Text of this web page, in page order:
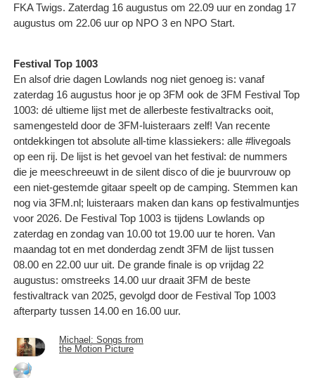
FKA Twigs. Zaterdag 16 augustus om 22.09 uur en zondag 17
augustus om 22.06 uur op NPO 3 en NPO Start.
Festival Top 1003
En alsof drie dagen Lowlands nog niet genoeg is: vanaf
zaterdag 16 augustus hoor je op 3FM ook de 3FM Festival Top
1003: dé ultieme lijst met de allerbeste festivaltracks ooit,
samengesteld door de 3FM-luisteraars zelf! Van recente
ontdekkingen tot absolute all-time klassiekers: alle #livegoals
op een rij. De lijst is het gevoel van het festival: de nummers
die je meeschreeuwt in de silent disco of die je buurvrouw op
een niet-gestemde gitaar speelt op de camping. Stemmen kan
nog via 3FM.nl; luisteraars maken dan kans op festivalmuntjes
voor 2026. De Festival Top 1003 is tijdens Lowlands op
zaterdag en zondag van 10.00 tot 19.00 uur te horen. Van
maandag tot en met donderdag zendt 3FM de lijst tussen
08.00 en 22.00 uur uit. De grande finale is op vrijdag 22
augustus: omstreeks 14.00 uur draait 3FM de beste
festivaltrack van 2025, gevolgd door de Festival Top 1003
afterparty tussen 14.00 en 16.00 uur.
Michael: Songs from
the Motion Picture